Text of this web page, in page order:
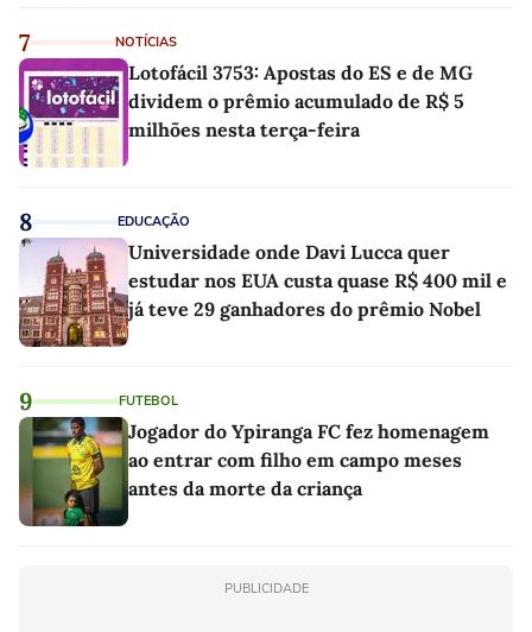
7 NOTÍCIAS
Lotofácil 3753: Apostas do ES e de MG
dividem o prêmio acumulado de R$ 5
milhões nesta terça-feira
8 EDUCAÇÃO
Universidade onde Davi Lucca quer
estudar nos EUA custa quase R$ 400 mil e
já teve 29 ganhadores do prêmio Nobel
9 FUTEBOL
Jogador do Ypiranga FC fez homenagem
ao entrar com filho em campo meses
antes da morte da criança
PUBLICIDADE